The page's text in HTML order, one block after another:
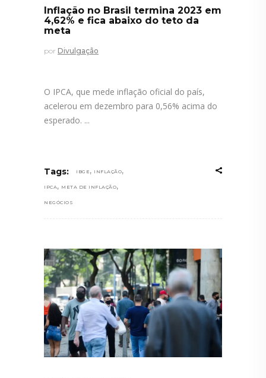
Inflação no Brasil termina 2023 em
4,62% e fica abaixo do teto da
meta
por Divulgação
O IPCA, que mede inflação oficial do país,
acelerou em dezembro para 0,56% acima do
esperado.
Tags: IBGE , INFLAÇÃO,
IPCA, META DE INFLAÇÃO,
NEGÓCIOS